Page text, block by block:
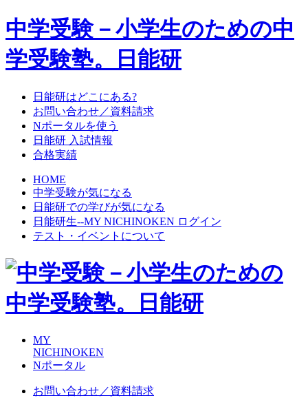
中学受験－小学生のための中
学受験塾。日能研
日能研はどこにある?
お問い合わせ／資料請求
Nポータルを使う
日能研 入試情報
合格実績
HOME
中学受験が気になる
日能研での学びが気になる
日能研生--MY NICHINOKEN ログイン
テスト・イベントについて
MY
NICHINOKEN
Nポータル
お問い合わせ／資料請求